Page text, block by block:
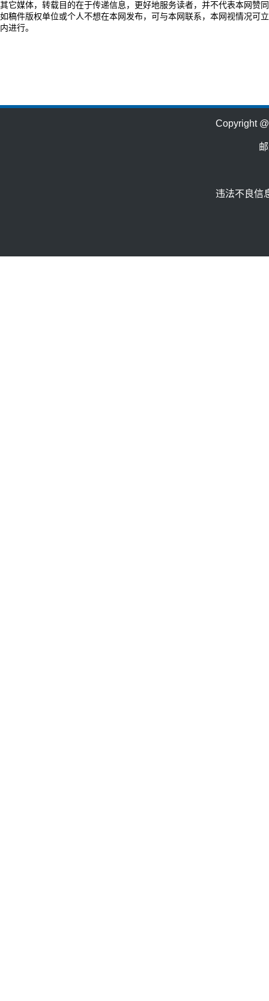
其它媒体，转载目的在于传递信息，更好地服务读者，并不代表本网赞
如稿件版权单位或个人不想在本网发布，可与本网联系，本网视情况可
内进行。
Copyright
违法不良信